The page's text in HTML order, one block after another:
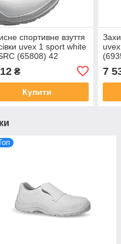
спортивне взуття
uvex 1 sport white
(65808) 42
₴
Купити
7